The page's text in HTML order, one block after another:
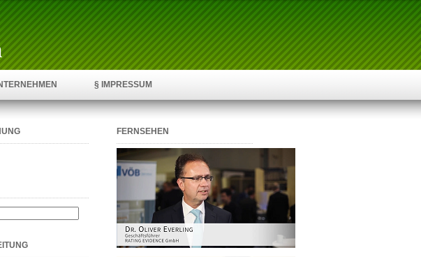
§ IMPRESSUM
FERNSEHEN